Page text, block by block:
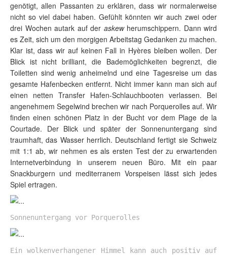
genötigt, allen Passanten zu erklären, dass wir normalerweise
nicht so viel dabei haben. Gefühlt könnten wir auch zwei oder
drei Wochen autark auf der askew herumschippern. Dann wird
es Zeit, sich um den morgigen Arbeitstag Gedanken zu machen.
Klar ist, dass wir auf keinen Fall in Hyères bleiben wollen. Der
Blick ist nicht brilliant, die Bademöglichkeiten begrenzt, die
Toiletten sind wenig anheimelnd und eine Tagesreise um das
gesamte Hafenbecken entfernt. Nicht immer kann man sich auf
einen netten Transfer Hafen-Schlauchbooten verlassen. Bei
angenehmem Segelwind brechen wir nach Porquerolles auf. Wir
finden einen schönen Platz in der Bucht vor dem Plage de la
Courtade. Der Blick und später der Sonnenuntergang sind
traumhaft, das Wasser herrlich. Deutschland fertigt sie Schweiz
mit 1:1 ab, wir nehmen es als ersten Test der zu erwartenden
Internetverbindung in unserem neuen Büro. Mit ein paar
Snackburgern und mediterranem Vorspeisen lässt sich jedes
Spiel ertragen.
Sonnenuntergang vor Porquerolles
Ein wolkenverhangener Himmel kann auch positiv auf